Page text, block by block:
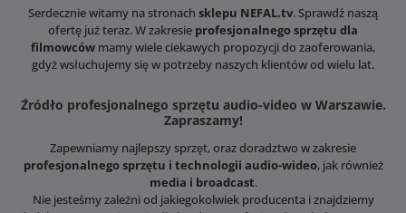
Serdecznie witamy na stronach sklepu NEFAL.tv. Sprawdź naszą
ofertę już teraz. W zakresie profesjonalnego sprzętu dla
filmowców mamy wiele ciekawych propozycji do zaoferowania,
gdyż wsłuchujemy się w potrzeby naszych klientów od wielu lat.
Źródło profesjonalnego sprzętu audio-video w Warszawie.
Zapraszamy!
Zapewniamy najlepszy sprzęt, oraz doradztwo w zakresie
profesjonalnego sprzętu i technologii audio-wideo, jak również
media i broadcast.
Nie jesteśmy zależni od jakiegokolwiek producenta i znajdziemy